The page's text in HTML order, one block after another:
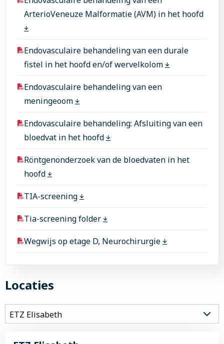
ArterioVeneuze Malformatie (AVM) in het hoofd
Endovasculaire behandeling van een durale
fistel in het hoofd en/of wervelkolom
Endovasculaire behandeling van een
meningeoom
Endovasculaire behandeling: Afsluiting van een
bloedvat in het hoofd
Röntgenonderzoek van de bloedvaten in het
hoofd
TIA-screening
Tia-screening folder
Wegwijs op etage D, Neurochirurgie
Locaties